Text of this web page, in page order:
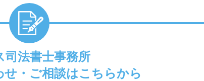
司法書士事務所
・ご相談はこちらから